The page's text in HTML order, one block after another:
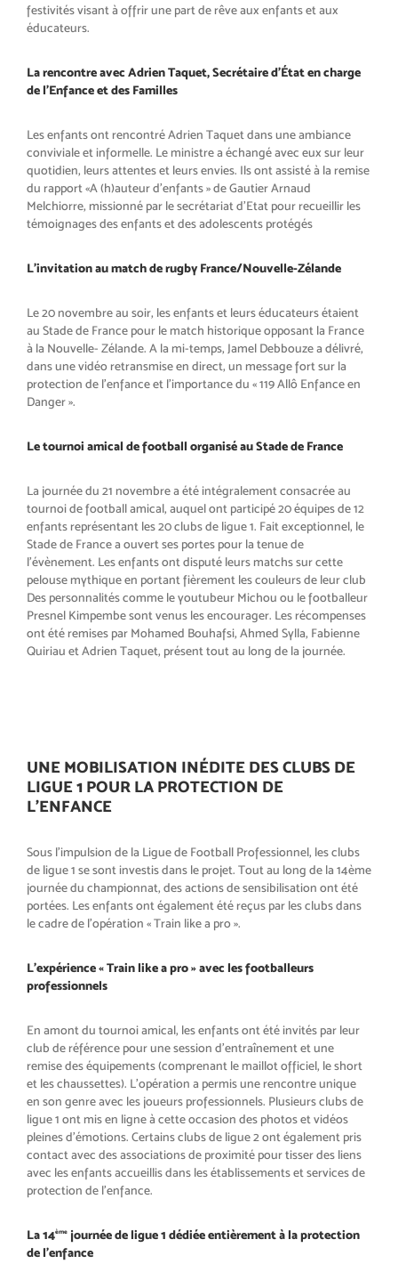
festivités visant à offrir une part de rêve aux enfantset aux
éducateurs.
La rencontre avec Adrien Taquet, Secrétaire d’État en charge
de l’Enfance et des Familles
Les enfants ont rencontré Adrien Taquet dans une ambiance
convivialeet informelle. Le ministre a échangéavec eux sur leur
quotidien, leurs attentes et leurs envies. Ils ont assistéà la remise
du rapport «A (h)auteurd’enfants» de Gautier Arnaud
Melchiorre, missionné par le secrétariat d’Etat pour recueillir les
témoignages des enfants et des adolescents protégés
L’invitation au match de rugby France/Nouvelle-Zélande
Le 20 novembre au soir, les enfantset leurs éducateurs étaient
au Stadede France pour le match historiqueopposant la France
à la Nouvelle- Zélande. A la mi-temps, Jamel Debbouze a délivré,
dans une vidéo retransmiseen direct, un message fort sur la
protection de l’enfance et l’importancedu «119 Allô Enfance en
Danger».
Le tournoi amical de football organisé au Stade de France
La journée du 21 novembre a été intégralement consacrée au
tournoi de football amical, auquel ont participé 20 équipes de 12
enfants représentant les 20 clubs de ligue 1. Fait exceptionnel, le
Stade de France a ouvert ses portes pour la tenue de
l’évènement. Les enfants ont disputé leurs matchs sur cette
pelouse mythique en portant fièrement les couleurs de leur club
Des personnalités comme le youtubeur Michou ou le footballeur
Presnel Kimpembe sont venus les encourager. Les récompenses
ont été remises par Mohamed Bouhafsi, Ahmed Sylla, Fabienne
Quiriau et Adrien Taquet, présent tout au long de la journée.
UNE MOBILISATION INÉDITE DES CLUBS DE
LIGUE 1 POUR LA PROTECTION DE
L’ENFANCE
Sous l’impulsion de la Ligue de Football Professionnel, les clubs
de ligue 1 se sont investis dans le projet. Tout au long de la 14ème
journéedu championnat, des actions de sensibilisation ont été
portées. Les enfants ont également été reçus par les clubs dans
le cadre de l’opération «Train like a pro».
L’expérience « Train like a pro » avec les footballeurs
professionnels
En amont du tournoi amical, les enfants ont été invités par leur
club de référence pour une session d’entraînement et une
remise des équipements (comprenant le maillot officiel, le short
et les chaussettes). L’opération a permis une rencontreunique
en son genre avec les joueurs professionnels. Plusieurs clubs de
ligue 1 ont mis en ligne à cette occasion des photos et vidéos
pleinesd’émotions. Certains clubs de ligue2 ont également pris
contact avec des associations de proximité pourtisser des liens
avec les enfants accueillis dans les établissements et services de
protection de l’enfance.
La 14ème journée de ligue 1 dédiée entièrement à la protection
de l’enfance